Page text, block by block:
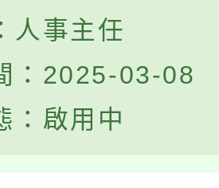
人事主任
：2025-03-08
：啟用中